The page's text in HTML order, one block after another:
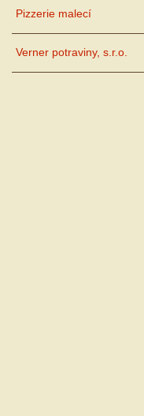
Pizzerie malecí
Verner potraviny, s.r.o.